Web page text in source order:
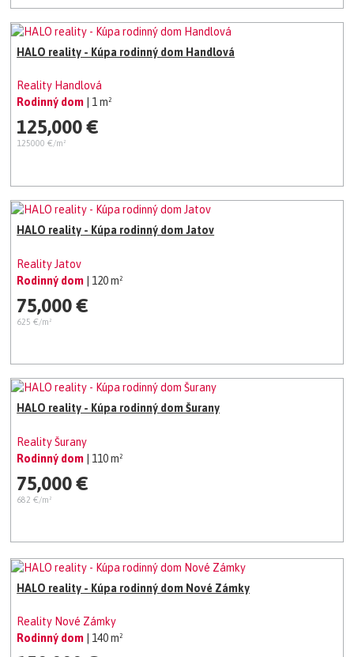
HALO reality - Kúpa rodinný dom Handlová
Reality Handlová
Rodinný dom
| 1 m²
125,000 €
125000 €/m²
HALO reality - Kúpa rodinný dom Jatov
Reality Jatov
Rodinný dom | 120 m²
75,000 €
625 €/m²
HALO reality - Kúpa rodinný dom Šurany
Reality Šurany
Rodinný dom
| 110 m²
75,000 €
682 €/m²
HALO reality - Kúpa rodinný dom Nové Zámky
Reality Nové Zámky
Rodinný dom
| 140 m²